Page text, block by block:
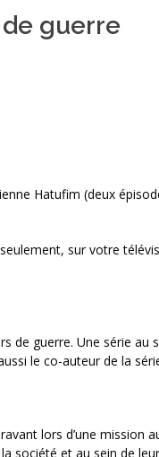
de guerre
Hatufim (deux
sur votre
de guerre. Une série au
le co-auteur de la
lors d’une mission
société et au sein de